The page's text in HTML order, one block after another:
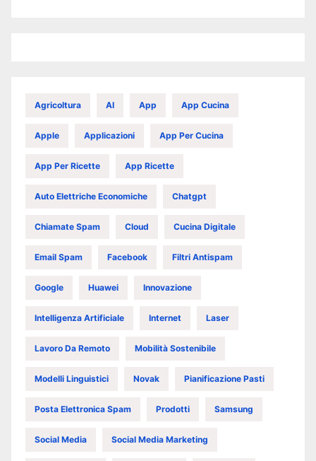
Agricoltura AI App App Cucina
Apple Applicazioni App Per Cucina
App Per Ricette App Ricette
Auto Elettriche Economiche Chatgpt
Chiamate Spam Cloud Cucina Digitale
Email Spam Facebook Filtri Antispam
Google Huawei Innovazione
Intelligenza Artificiale Internet Laser
Lavoro Da Remoto Mobilità Sostenibile
Modelli Linguistici Novak Pianificazione Pasti
Posta Elettronica Spam Prodotti Samsung
Social Media Social Media Marketing